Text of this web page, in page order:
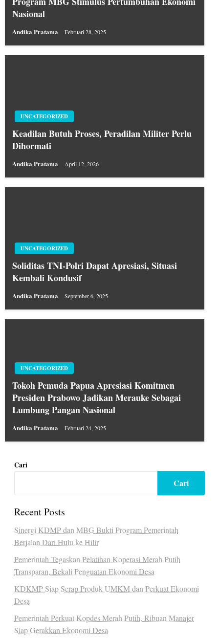
Nasional
Andika Pratama Februari 28, 2025
UNCATEGORIZED
Keadilan Butuh Proses, Peradilan Militer Perlu
Dihormati
Andika Pratama April 12, 2026
UNCATEGORIZED
Soliditas TNI-Polri Dapat Apresiasi, Situasi
Kembali Kondusif
Andika Pratama September 6, 2025
UNCATEGORIZED
Tokoh Pemuda Papua Apresiasi Komitmen
Presiden Prabowo Jadikan Merauke Sebagai
Lumbung Pangan Nasional
Andika Pratama Februari 24, 2025
Cari
Cari
Recent Posts
Sinergi KDMP dan MBG Bukti Program Pemerintah
Berjalan Dari Hulu ke Hilir
Pemerintah Tegaskan Pelatihan Koperasi Merah Putih
Transparan, Bekali Penguatan Ekonomi Desa
KDKMP Siap Serap Produk UMKM dan Perkuat Ekonomi
Desa
Pemerintah Perkuat Kopdes Merah Putih, Ribuan Manajer
Siap Gerakkan Ekonomi Desa